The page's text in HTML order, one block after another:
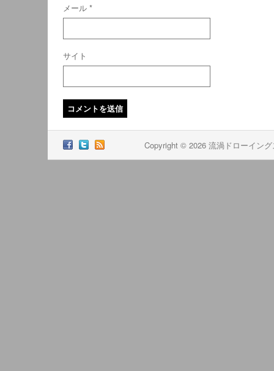
メール *
サイト
Copyright © 2026 流渦ドローイング